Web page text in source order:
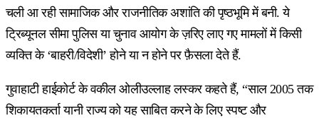
चली आ रही सामाजिक और राजनीतिक अशांति की पृष्ठभूमि में बनी. ये
ट्रिब्यूनल सीमा पुलिस या चुनाव आयोग के ज़रिए लाए गए मामलों में किसी
व्यक्ति के ‘बाहरी/विदेशी’ होने या न होने पर फ़ैसला देते हैं.
गुवाहाटी हाईकोर्ट के वकील ओलीउल्लाह लस्कर कहते हैं, “साल 2005 तक
शिकायतकर्ता यानी राज्य को यह साबित करने के लिए स्पष्ट और